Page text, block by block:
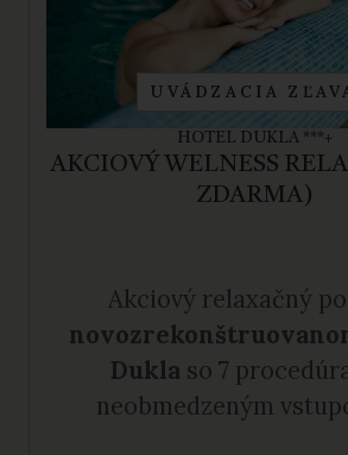
UVÁDZACIA
HOTEL DUKLA ***+
AKCIOVÝ WELNESS
ZDARMA)
Akciový relaxačný
Dukla so 7
neobmedzeným